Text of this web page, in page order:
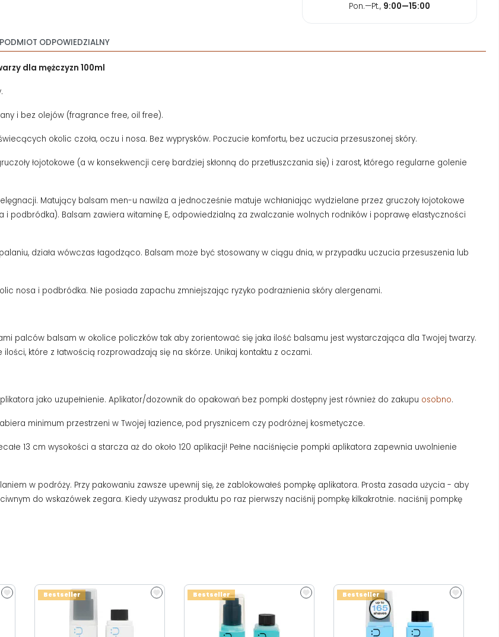
Pon.—Pt., 9:00—15:00
PODMIOT ODPOWIEDZIALNY
dla mężczyzn 100ml
i bez olejów (fragrance free, oil free).
okolic czoła, oczu i nosa. Bez wyprysków. Poczucie komfortu, bez uczucia przesuszonej skóry.
łojotokowe (a w konsekwencji cerę bardziej skłonną do przetłuszczania się) i zarost, którego regularne golenie
Matujący balsam men-u nawilża a jednocześnie matuje wchłaniając wydzielane przez gruczoły łojotokowe
i podbródka). Balsam zawiera witaminę E, odpowiedzialną za zwalczanie wolnych rodników i poprawę elastyczności
działa wówczas łagodząco. Balsam może być stosowany w ciągu dnia, w przypadku uczucia przesuszenia lub
nosa i podbródka. Nie posiada zapachu zmniejszając ryzyko podrażnienia skóry alergenami.
palców balsam w okolice policzków tak aby zorientować się jaka ilość balsamu jest wystarczająca dla Twojej twarzy.
które z łatwością rozprowadzają się na skórze. Unikaj kontaktu z oczami.
jako uzupełnienie. Aplikator/dozownik do opakowań bez pompki dostępny jest również do zakupu osobno.
minimum przestrzeni w Twojej łazience, pod prysznicem czy podróżnej kosmetyczce.
13 cm wysokości a starcza aż do około 120 aplikacji! Pełne naciśnięcie pompki aplikatora zapewnia uwolnienie
w podróży. Przy pakowaniu zawsze upewnij się, że zablokowałeś pompkę aplikatora. Prosta zasada użycia - aby
do wskazówek zegara. Kiedy używasz produktu po raz pierwszy naciśnij pompkę kilkakrotnie. naciśnij pompkę
Bestseller Bestseller Bestseller